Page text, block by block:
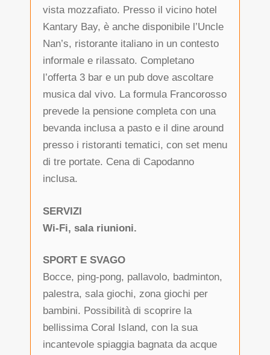
vista mozzafiato. Presso il vicino hotel
Kantary Bay, è anche disponibile l’Uncle
Nan’s, ristorante italiano in un contesto
informale e rilassato. Completano
l’offerta 3 bar e un pub dove ascoltare
musica dal vivo. La formula Francorosso
prevede la pensione completa con una
bevanda inclusa a pasto e il dine around
presso i ristoranti tematici, con set menu
di tre portate. Cena di Capodanno
inclusa.
SERVIZI
Wi-Fi, sala riunioni.
SPORT E SVAGO
Bocce, ping-pong, pallavolo, badminton,
palestra, sala giochi, zona giochi per
bambini. Possibilità di scoprire la
bellissima Coral Island, con la sua
incantevole spiaggia bagnata da acque